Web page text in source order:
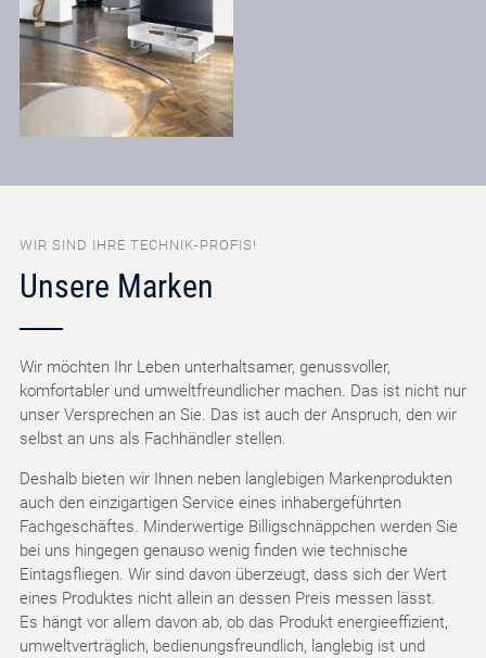
WIR SIND IHRE TECHNIK-PROFIS!
Unsere Marken
Wir möchten Ihr Leben unterhaltsamer, genussvoller,
komfortabler und umweltfreundlicher machen. Das ist nicht nur
unser Versprechen an Sie. Das ist auch der Anspruch, den wir
selbst an uns als Fachhändler stellen.
Deshalb bieten wir Ihnen neben langlebigen Markenprodukten
auch den einzigartigen Service eines inhabergeführten
Fachgeschäftes. Minderwertige Billigschnäppchen werden Sie
bei uns hingegen genauso wenig finden wie technische
Eintagsfliegen. Wir sind davon überzeugt, dass sich der Wert
eines Produktes nicht allein an dessen Preis messen lässt.
Es hängt vor allem davon ab, ob das Produkt energieeffizient,
umweltverträglich, bedienungsfreundlich, langlebig ist und